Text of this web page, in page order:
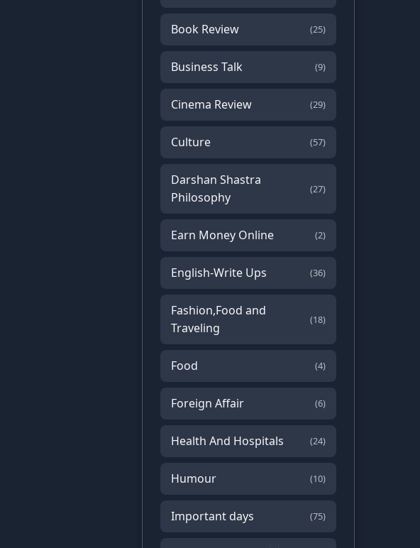
Book Review (25)
Business Talk (9)
Cinema Review (29)
Culture (57)
Darshan Shastra
Philosophy
(27)
Earn Money Online (2)
English-Write Ups (36)
Fashion,Food and
Traveling
(18)
Food (4)
Foreign Affair (6)
Health And Hospitals (24)
Humour (10)
Important days (75)